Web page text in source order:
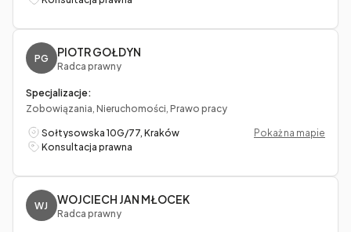
PG PIOTR GOŁDYN
Radca prawny
Specjalizacje:
Zobowiązania, Nieruchomości, Prawo pracy
Sołtysowska 10G/77, Kraków
Pokaż na mapie
Konsultacja prawna
WJ WOJCIECH JAN MŁOCEK
Radca prawny